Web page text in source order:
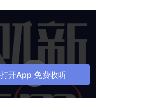
打开App 免费收听